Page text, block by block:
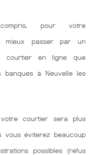
pour votre
mieux passer par un
courtier en ligne que
banques à Neuvelle les
courtier sera plus
éviterez beaucoup
possibles (refus